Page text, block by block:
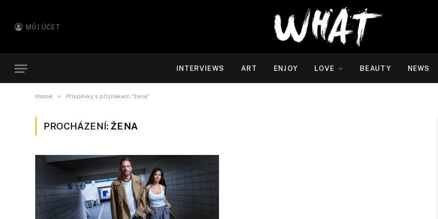
MŮJ ÚČET
INTERVIEWS ART ENJOY LOVE BEAUTY NEWS
Home » Příspěvky s příznakem "žena"
PROCHÁZENÍ: ŽENA